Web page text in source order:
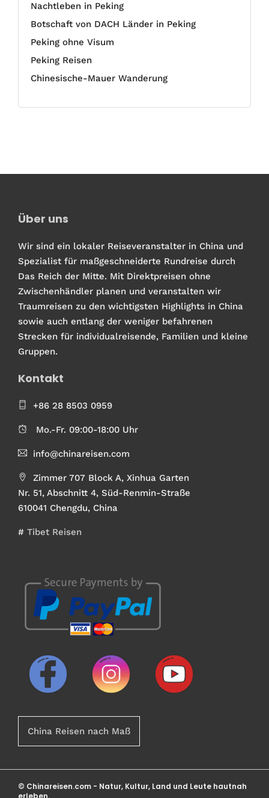
Nachtleben in Peking
Botschaft von DACH Länder in Peking
Peking ohne Visum
Peking Reisen
Chinesische-Mauer Wanderung
Über uns
Wir sind ein lokaler Reiseveranstalter in China und
Spezialist für maßgeschneiderte Rundreise durch
Das Reich der Mitte. Mit Direktpreisen ohne
Zwischenhändler planen und veranstalten wir
Traumreisen zu den wichtigsten Highlights in China
sowie auch entlang der weniger befahrenen
Strecken für individualreisende, Familien und kleine
Gruppen.
Kontakt
+86 28 8503 0959
Mo.-Fr. 09:00-18:00 Uhr
info@chinareisen.com
Zimmer 707 Block A, Xinhua Garten
Nr. 51, Abschnitt 4, Süd-Renmin-Straße
610041 Chengdu, China
# Tibet Reisen
China Reisen nach Maß
© Chinareisen.com - Natur, Kultur, Land und Leute hautnah
erleben.